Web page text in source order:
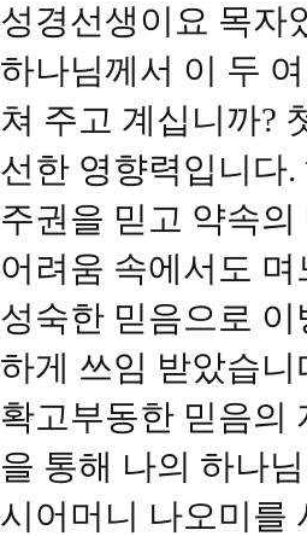
성경선생이요 목자
하나님께서 이 두
쳐 주고 계십니까?
선한 영향력입니다
주권을 믿고 약속
어려움 속에서도
성숙한 믿음으로
하게 쓰임 받았습
확고부동한 믿음의
을 통해 나의 하나
시어머니 나오미를